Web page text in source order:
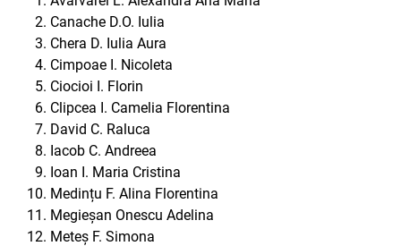
Canache D.O. Iulia
Chera D. Iulia Aura
Cimpoae I. Nicoleta
Ciocioi I. Florin
Clipcea I. Camelia Florentina
David C. Raluca
Iacob C. Andreea
Ioan I. Maria Cristina
Medințu F. Alina Florentina
Megieșan Onescu Adelina
Meteș F. Simona